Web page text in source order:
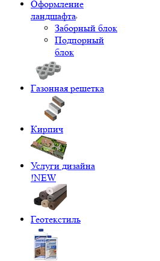
Оформление
ландшафта
Заборный блок
Подпорный
блок
Газонная решетка
Кирпич
Услуги дизайна
!NEW
Геотекстиль